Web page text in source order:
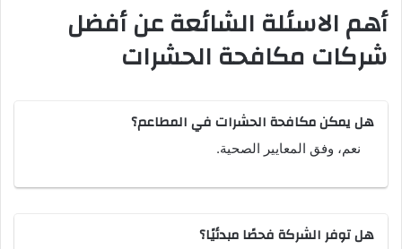
أهم الاسئلة الشائعة عن أفضل
شركات مكافحة الحشرات
هل يمكن مكافحة الحشرات في المطاعم؟
نعم، وفق المعايير الصحية.
هل توفر الشركة فحصًا مبدئيًا؟